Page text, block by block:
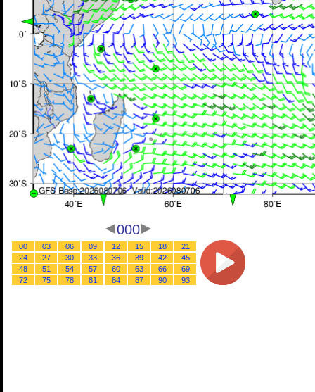
000
00 03 06 09 12 15 18
21
24
27 30 33 36 39 42
45
48
51 54 57 60 63 66
69
72
75 78 81 84 87 90 93